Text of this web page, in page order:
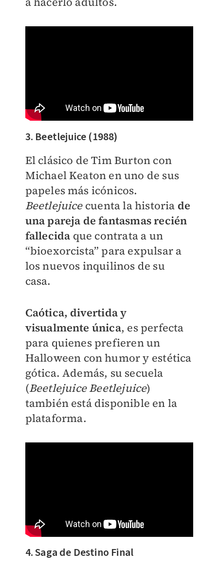
3. Beetlejuice (1988)
El clásico de Tim Burton con
Michael Keaton en uno de sus
papeles más icónicos.
Beetlejuicecuenta la historia de
una pareja de fantasmas recién
fallecida que contrata a un
“bioexorcista” para expulsar a
los nuevos inquilinos de su
casa.
Caótica, divertida y
visualmente única, es perfecta
para quienes prefieren un
Halloween con humor y estética
gótica. Además, su secuela
(Beetlejuice Beetlejuice)
también está disponible en la
plataforma.
4. Saga de Destino Final